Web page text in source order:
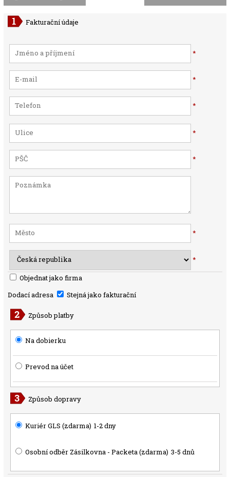
Fakturační údaje
*
*
*
*
*
*
*
Objednat jako firma
Dodací adresa
Stejná jako fakturační
Způsob platby
Na dobierku
Prevod na účet
Způsob dopravy
Kuriér GLS (zdarma) 1-2 dny
Osobní odběr Zásilkovna - Packeta (zdarma) 3-5 dnů